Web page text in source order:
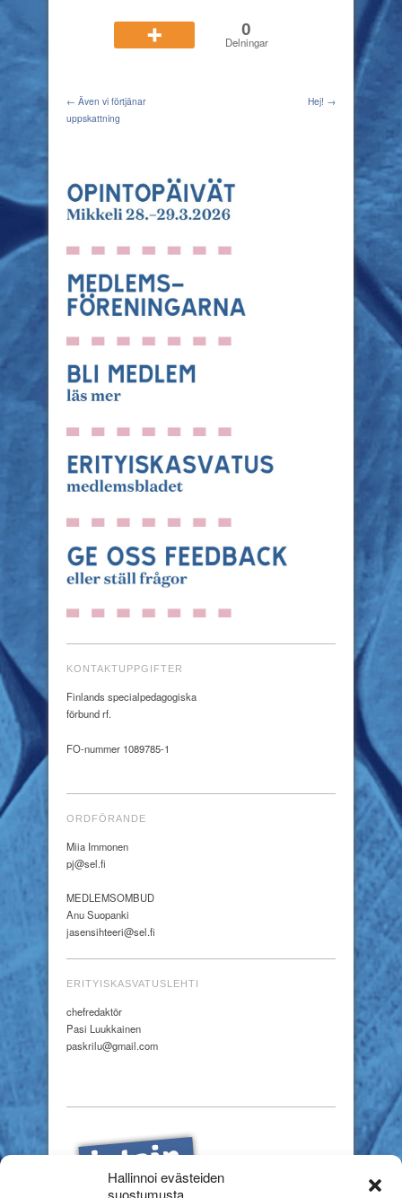
Hallinnoi evästeiden
suostumusta
0
Delningar
← Även vi förtjänar
uppskattning
Hej! →
KONTAKTUPPGIFTER
Finlands specialpedagogiska
förbund rf.
FO-nummer 1089785-1
ORDFÖRANDE
Miia Immonen
pj@sel.fi
MEDLEMSOMBUD
Anu Suopanki
jasensihteeri@sel.fi
ERITYISKASVATUSLEHTI
chefredaktör
Pasi Luukkainen
paskrilu@gmail.com